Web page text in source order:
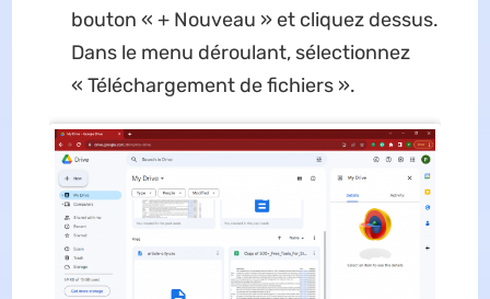
bouton « + Nouveau » et cliquez dessus.
Dans le menu déroulant, sélectionnez
« Téléchargement de fichiers ».